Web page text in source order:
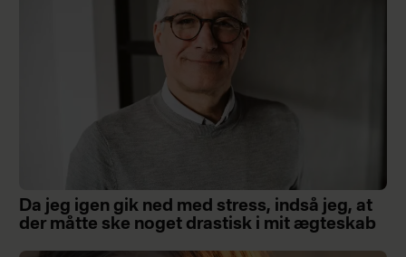
Da jeg igen gik ned med stress, indså jeg, at
der måtte ske noget drastisk i mit ægteskab